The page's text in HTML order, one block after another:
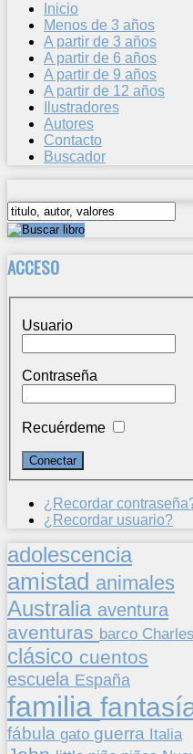
Inicio
Menos de 3 años
A partir de 3 años
A partir de 6 años
A partir de 9 años
A partir de 12 años
Ilustradores
Autores
Contacto
Buscador
ACCESO
Usuario
Contraseña
Recuérdeme
¿Recordar
¿Recordar usuario?
adolescencia
amistad animales
Australia aventura
aventuras barco Charles
clásico cuentos
escuela España
familia
fábula gato guerra Italia